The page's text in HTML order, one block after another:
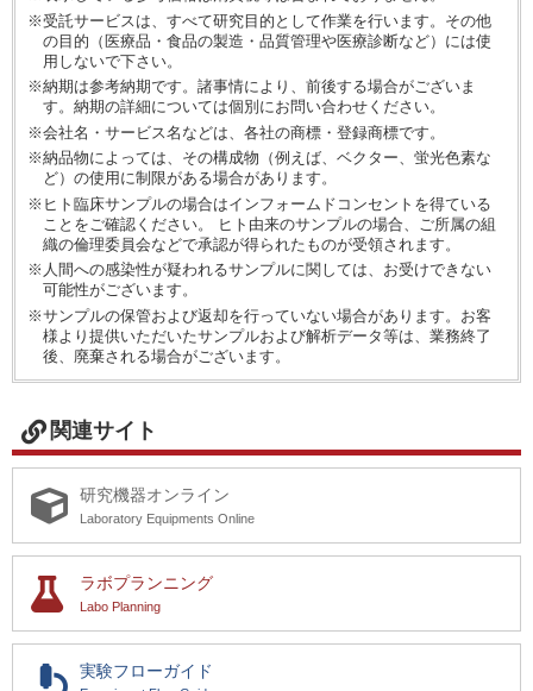
※受託サービスは、すべて研究目的として作業を行います。その他
の目的（医療品・食品の製造・品質管理や医療診断など）には使
用しないで下さい。
※納期は参考納期です。諸事情により、前後する場合がございま
す。納期の詳細については個別にお問い合わせください。
※会社名・サービス名などは、各社の商標・登録商標です。
※納品物によっては、その構成物（例えば、ベクター、蛍光色素な
ど）の使用に制限がある場合があります。
※ヒト臨床サンプルの場合はインフォームドコンセントを得ている
ことをご確認ください。 ヒト由来のサンプルの場合、ご所属の組
織の倫理委員会などで承認が得られたものが受領されます。
※人間への感染性が疑われるサンプルに関しては、お受けできない
可能性がございます。
※サンプルの保管および返却を行っていない場合があります。お客
様より提供いただいたサンプルおよび解析データ等は、業務終了
後、廃棄される場合がございます。
関連サイト
研究機器オンライン
Laboratory Equipments Online
ラボプランニング
Labo Planning
実験フローガイド